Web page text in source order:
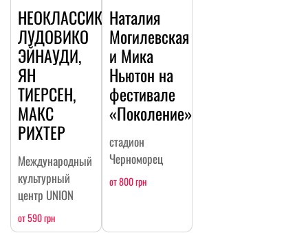
НЕОКЛАССИКА:
ЛУДОВИКО
ЭЙНАУДИ,
ЯН
ТИЕРСЕН,
МАКС
РИХТЕР
Международный
культурный
центр UNION
от 590 грн
Наталия
Могилевская
и Мика
Ньютон на
фестивале
«Поколение»
стадион
Черноморец
от 800 грн